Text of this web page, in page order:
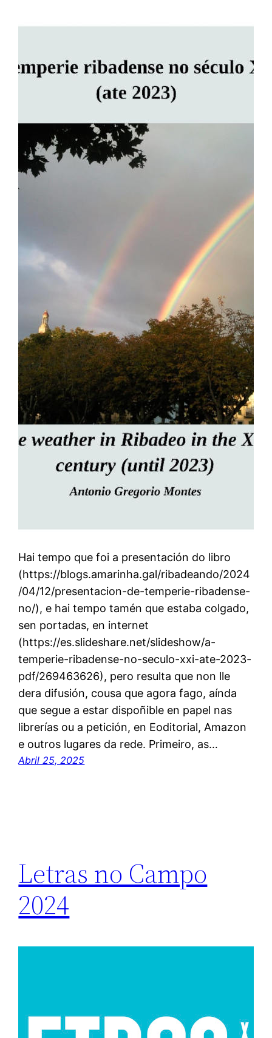
Hai tempo que foi a presentación do libro
(https://blogs.amarinha.gal/ribadeando/2024
/04/12/presentacion-de-temperie-ribadense-
no/), e hai tempo tamén que estaba colgado,
sen portadas, en internet
(https://es.slideshare.net/slideshow/a-
temperie-ribadense-no-seculo-xxi-ate-2023-
pdf/269463626), pero resulta que non lle
dera difusión, cousa que agora fago, aínda
que segue a estar dispoñible en papel nas
librerías ou a petición, en Eoditorial, Amazon
e outros lugares da rede. Primeiro, as…
Abril 25, 2025
Letras no Campo
2024